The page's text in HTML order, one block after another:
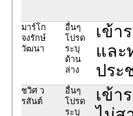
มาร์โก
จงรักษ์
วัฒนา
อื่นๆ
โปรด
ระบุ
ด้าน
ล่าง
เข้า
และ
ประ
ชวิศ ว
รสันต์
อื่นๆ
โปรด
ระบุ
เข้า